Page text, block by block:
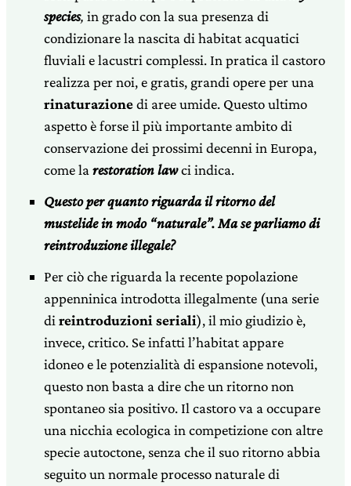
species, in grado con la sua presenza di
condizionare la nascita di habitat acquatici
fluviali e lacustri complessi. In pratica il castoro
realizza per noi, e gratis, grandi opere per una
rinaturazionedi aree umide. Questo ultimo
aspetto è forse il più importante ambito di
conservazione dei prossimi decenni in Europa,
come la restoration lawci indica.
Questo per quanto riguarda il ritorno del
mustelide in modo “naturale”. Ma se parliamo di
reintroduzione illegale?
Per ciò che riguarda la recente popolazione
appenninica introdotta illegalmente (una serie
di reintroduzioni seriali), il mio giudizio è,
invece, critico. Se infatti l’habitat appare
idoneo e le potenzialità di espansione notevoli,
questo non basta a dire che un ritorno non
spontaneo sia positivo. Il castoro va a occupare
una nicchia ecologica in competizione con altre
specie autoctone, senza che il suo ritorno abbia
seguito un normale processo naturale di